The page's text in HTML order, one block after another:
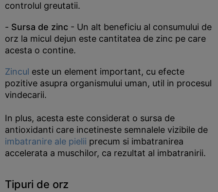
controlul greutatii.
- Sursa de zinc - Un alt beneficiu al consumului de
orz la micul dejun este cantitatea de zinc pe care
acesta o contine.
Zincul este un element important, cu efecte
pozitive asupra organismului uman, util in procesul
vindecarii.
In plus, acesta este considerat o sursa de
antioxidanti care incetineste semnalele vizibile de
imbatranire ale pielii precum si imbatranirea
accelerata a muschilor, ca rezultat al imbatranirii.
Tipuri de orz